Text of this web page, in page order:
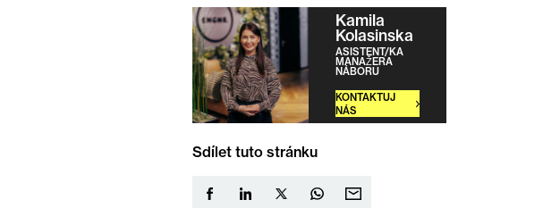
Kamila
Kolasinska
ASISTENT/KA
MANAŽERA
NÁBORU
KONTAKTUJ
NÁS
Sdílet tuto stránku